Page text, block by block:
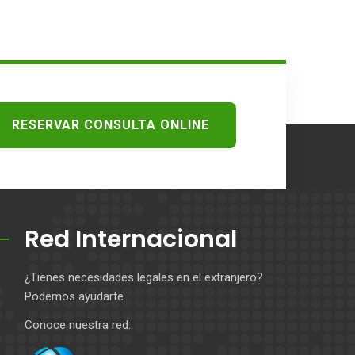
RESERVAR CONSULTA ONLINE
Red Internacional
¿Tienes necesidades legales en el extranjero?
Podemos ayudarte.
Conoce nuestra red: